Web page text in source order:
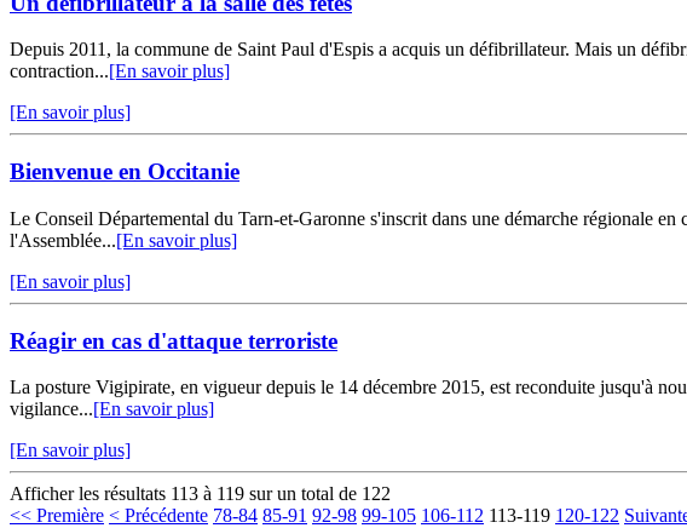
Depuis 2011, la commune de Saint Paul d'Espis a acquis un défibrillateur. Mais un
contraction...[En savoir plus]
[En savoir plus]
Bienvenue en Occitanie
Le Conseil Départemental du Tarn-et-Garonne s'inscrit dans une démarche régionale
l'Assemblée...[En savoir plus]
[En savoir plus]
Réagir en cas d'attaque terroriste
La posture Vigipirate, en vigueur depuis le 14 décembre 2015, est reconduite jusqu'à
vigilance...[En savoir plus]
[En savoir plus]
Afficher les résultats 113 à 119 sur un total de 122
<< Première < Précédente 78-84 85-91 92-98 99-105 106-112 113-119 120-122